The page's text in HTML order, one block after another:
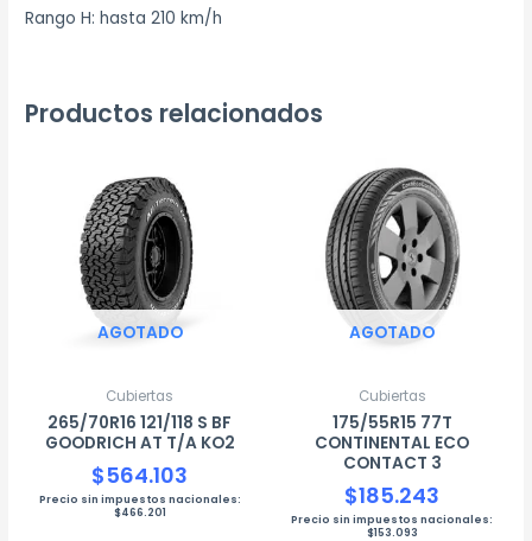
Rango H: hasta 210 km/h
Productos relacionados
AGOTADO
Cubiertas
265/70R16 121/118 S BF
GOODRICH AT T/A KO2
$564.103
Precio sin impuestos nacionales:
$466.201
AGOTADO
Cubiertas
175/55R15 77T
CONTINENTAL ECO
CONTACT 3
$185.243
Precio sin impuestos nacionales:
$153.093